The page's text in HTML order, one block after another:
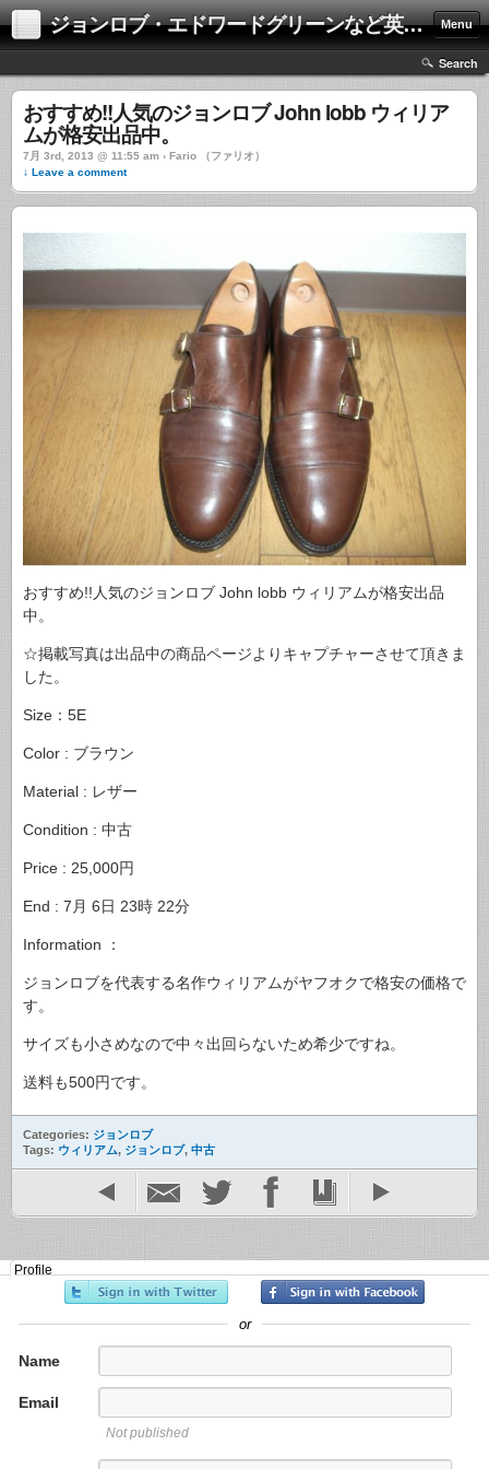
ジョンロブ・エドワードグリーンなど英国靴の激安中古通販情報ブログ Menu
Search
おすすめ!!人気のジョンロブ John lobb ウィリア
ムが格安出品中。
7月 3rd, 2013 @ 11:55 am › Fario （ファリオ）
↓ Leave a comment
おすすめ!!人気のジョンロブ John lobb ウィリアムが格安出品
中。
☆掲載写真は出品中の商品ページよりキャプチャーさせて頂きま
した。
Size：5E
Color : ブラウン
Material : レザー
Condition : 中古
Price : 25,000円
End : 7月 6日 23時 22分
Information ：
ジョンロブを代表する名作ウィリアムがヤフオクで格安の価格で
す。
サイズも小さめなので中々出回らないため希少ですね。
送料も500円です。
Categories: ジョンロブ
Tags: ウィリアム, ジョンロブ, 中古
Profile
or
Name
Email
Not published